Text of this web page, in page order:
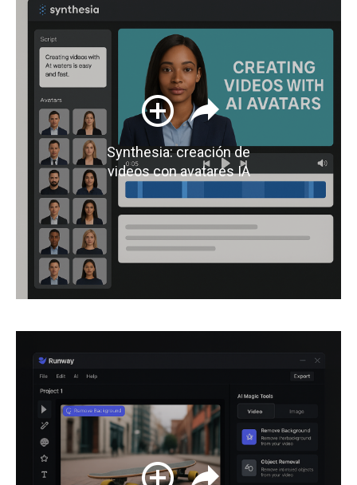
Synthesia: creación de
videos con avatares IA